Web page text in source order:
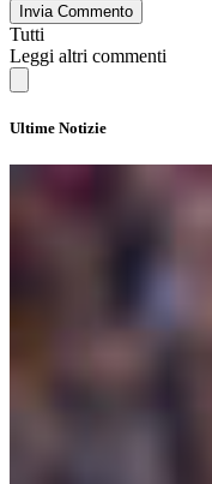
Invia Commento
Tutti
Leggi altri commenti
Ultime Notizie